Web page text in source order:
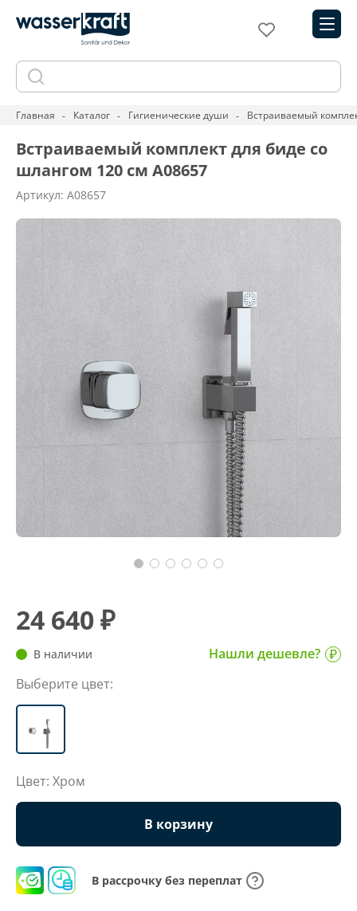
Главная Каталог Гигиенические души Встраиваемый
Встраиваемый комплект для биде со
шлангом 120 см A08657
Артикул: A08657
24 640 ₽
В наличии
Нашли дешевле?
Выберите цвет:
Цвет: Хром
В корзину
В рассрочку без переплат